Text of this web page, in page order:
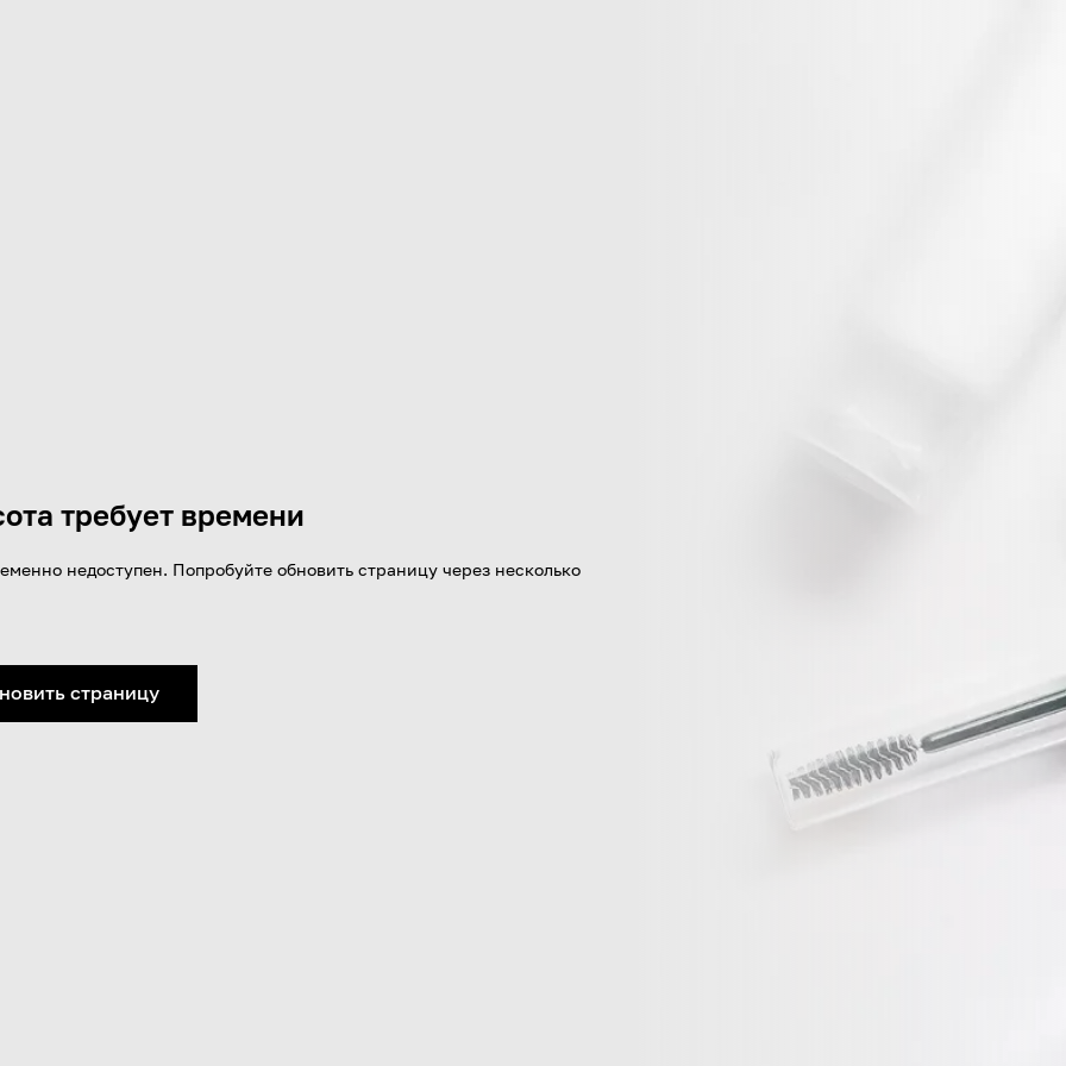
требует времени
недоступен. Попробуйте обновить страницу через несколько
страницу